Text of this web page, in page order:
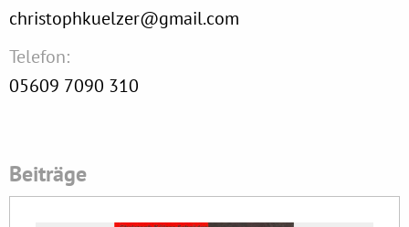
christophkuelzer@gmail.com
Telefon:
05609 7090 310
Beiträge